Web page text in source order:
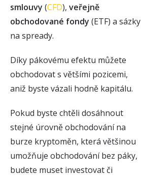
smlouvy (CFD), veřejně
obchodované fondy (ETF) a sázky
na spready.
Díky pákovému efektu můžete
obchodovat s většími pozicemi,
aniž byste vázali hodně kapitálu.
Pokud byste chtěli dosáhnout
stejné úrovně obchodování na
burze kryptoměn, která většinou
umožňuje obchodování bez páky,
budete muset investovat či